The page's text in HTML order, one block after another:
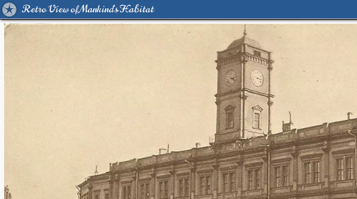
Retro View of Mankind's Habitat